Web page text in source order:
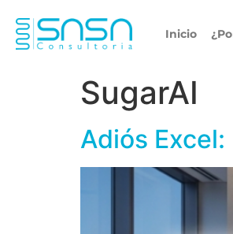
Inicio
SugarAI
Adiós